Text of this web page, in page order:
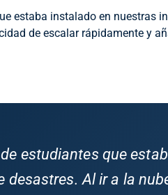
estaba instalado en nuestras
de escalar rápidamente y
estudiantes que
Al ir a la